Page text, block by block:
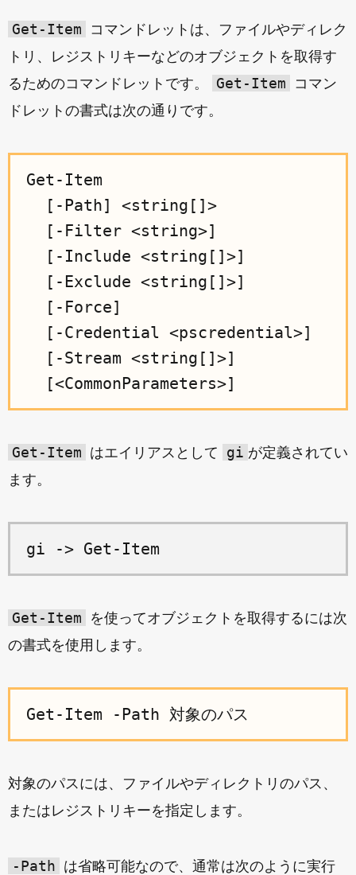
Get-Item
コマンドレットは、ファイルやディレク
トリ、レジストリキーなどのオブジェクトを取得す
るためのコマンドレットです。
Get-Item
コマン
ドレットの書式は次の通りです。
Get-Item
  [-Path] <string[]>
  [-Filter <string>]
  [-Include <string[]>]
  [-Exclude <string[]>]
  [-Force]
  [-Credential <pscredential>]
  [-Stream <string[]>]
Get-Item はエイリアスとして gi が定義されてい
ます。
Get-Item
を使ってオブジェクトを取得するには次
の書式を使用します。
対象のパスには、ファイルやディレクトリのパス、
またはレジストリキーを指定します。
-Path は省略可能なので、通常は次のように実行